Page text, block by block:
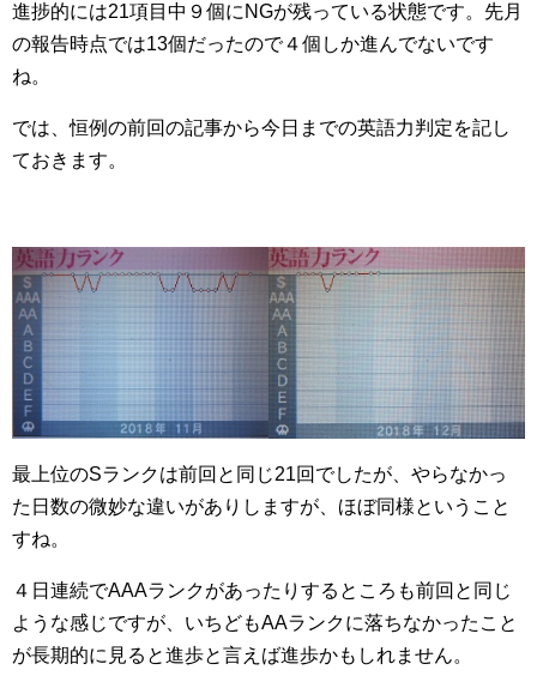
進捗的には21項目中９個にNGが残っている状態です。先月
の報告時点では13個だったので４個しか進んでないです
ね。
では、恒例の前回の記事から今日までの英語力判定を記し
ておきます。
最上位のSランクは前回と同じ21回でしたが、やらなかっ
た日数の微妙な違いがありしますが、ほぼ同様ということ
すね。
４日連続でAAAランクがあったりするところも前回と同じ
ような感じですが、いちどもAAランクに落ちなかったこと
が長期的に見ると進歩と言えば進歩かもしれません。